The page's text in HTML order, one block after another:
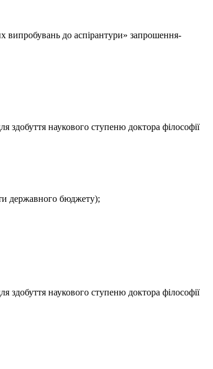
випробувань до аспірантури» запрошення-
здобуття наукового ступеню доктора філософії
державного бюджету);
здобуття наукового ступеню доктора філософії